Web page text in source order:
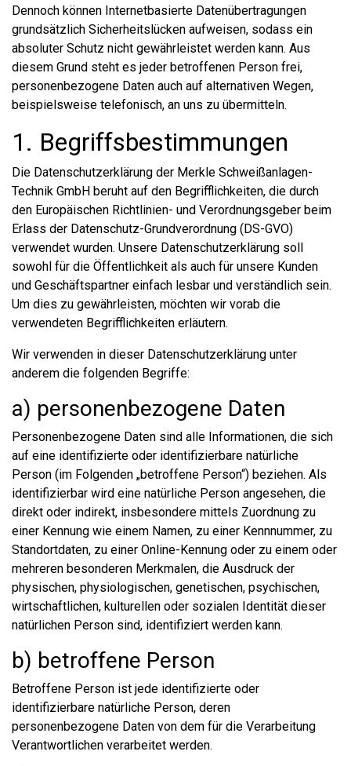
Dennoch können Internetbasierte Datenübertragungen
grundsätzlich Sicherheitslücken aufweisen, sodass ein
absoluter Schutz nicht gewährleistet werden kann. Aus
diesem Grund steht es jeder betroffenen Person frei,
personenbezogene Daten auch auf alternativen Wegen,
beispielsweise telefonisch, an uns zu übermitteln.
1. Begriffsbestimmungen
Die Datenschutzerklärung der Merkle Schweißanlagen-
Technik GmbH beruht auf den Begrifflichkeiten, die durch
den Europäischen Richtlinien- und Verordnungsgeber beim
Erlass der Datenschutz-Grundverordnung (DS-GVO)
verwendet wurden. Unsere Datenschutzerklärung soll
sowohl für die Öffentlichkeit als auch für unsere Kunden
und Geschäftspartner einfach lesbar und verständlich sein.
Um dies zu gewährleisten, möchten wir vorab die
verwendeten Begrifflichkeiten erläutern.
Wir verwenden in dieser Datenschutzerklärung unter
anderem die folgenden Begriffe:
a) personenbezogene Daten
Personenbezogene Daten sind alle Informationen, die sich
auf eine identifizierte oder identifizierbare natürliche
Person (im Folgenden „betroffene Person“) beziehen. Als
identifizierbar wird eine natürliche Person angesehen, die
direkt oder indirekt, insbesondere mittels Zuordnung zu
einer Kennung wie einem Namen, zu einer Kennnummer, zu
Standortdaten, zu einer Online-Kennung oder zu einem oder
mehreren besonderen Merkmalen, die Ausdruck der
physischen, physiologischen, genetischen, psychischen,
wirtschaftlichen, kulturellen oder sozialen Identität dieser
natürlichen Person sind, identifiziert werden kann.
b) betroffene Person
Betroffene Person ist jede identifizierte oder
identifizierbare natürliche Person, deren
personenbezogene Daten von dem für die Verarbeitung
Verantwortlichen verarbeitet werden.